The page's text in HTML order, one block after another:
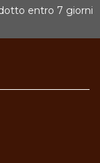
entro 7 giorni